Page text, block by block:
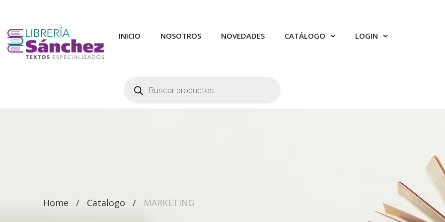
INICIO NOSOTROS NOVEDADES CATÁLOGO LOGIN
productos
Home Catalogo MARKETING